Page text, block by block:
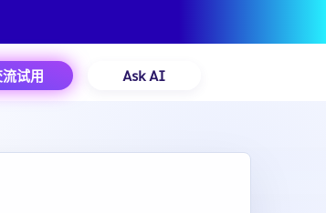
试用 Ask AI